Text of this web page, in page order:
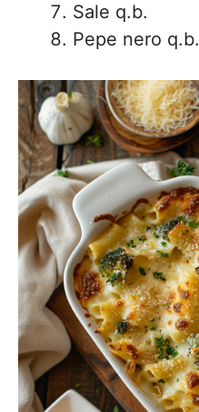
Sale q.b.
Pepe nero q.b.